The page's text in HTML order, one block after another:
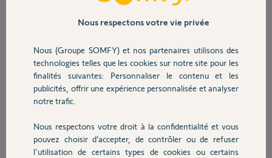
Sécurité
Domotique
Chauffage
vraiment merdique. Je ne comprends pas comment fixer les
manchons sur les 3 parties du rail. Les vis qui sont vendues avec ne
vissent pas du tout dans le rail. C'est n importe koi comme système.
Christophe P.
il y a plus de 6 ans
Participer au fil de discussion
Réponses
Nous respectons votre vie privée
Nous (Groupe SOMFY) et nos partenaires utilisons des
technologies telles que les cookies sur notre site pour les
finalités suivantes: Personnaliser le contenu et les
publicités, offrir une expérience personnalisée et analyser
notre trafic.
Nous respectons votre droit à la confidentialité et vous
pouvez choisir d’accepter, de contrôler ou de refuser
l'utilisation de certains types de cookies ou certains